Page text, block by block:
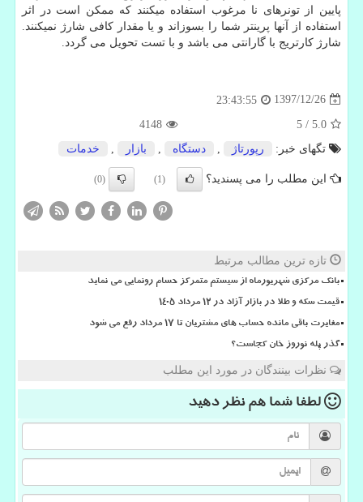
پایین از تونرهای نا مرغوب استفاده میکنند که ممکن است در اثر
استفاده از آنها پرینتر شما را بسوزاند و یا مقدار کافی شارژ نمیکنند.
شارژ کارتریج با گارانتی می باشد و با تست تحویل می گردد.
1397/12/26
23:43:55
5.0
/
5
4148
تگهای خبر:
رپورتاژ دستگاه بازار خدمات
این مطلب را می پسندید؟ (1)
(0)
تازه ترین مطالب مرتبط
بانک مرکزی شهریورماه از سیستم متمرکز حسام رونمایی می نماید
قیمت سکه و طلا در بازار آزاد در ۱۲ مرداد ۱۴۰۵
مغایرت باقی مانده حساب های مشتریان تا 17 مرداد رفع می شود
گذر پله نوروز خان کجاست؟
نظرات بینندگان در مورد این مطلب
لطفا شما همنظر دهید